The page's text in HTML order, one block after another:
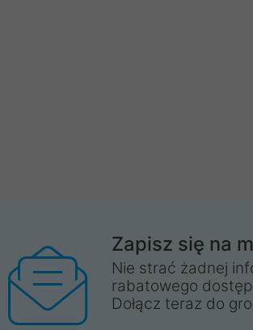
Zapisz się na
Nie strać żadnej
rabatowego
Dołącz teraz do